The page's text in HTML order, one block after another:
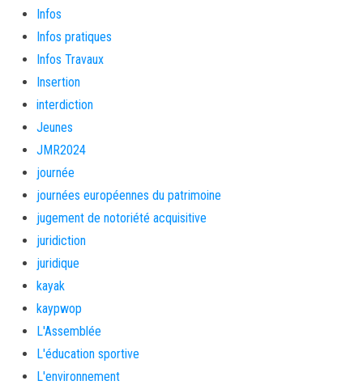
Infos
Infos pratiques
Infos Travaux
Insertion
interdiction
Jeunes
JMR2024
journée
journées européennes du patrimoine
jugement de notoriété acquisitive
juridiction
juridique
kayak
kaypwop
L'Assemblée
L'éducation sportive
L'environnement